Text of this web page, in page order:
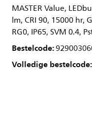
MASTER Value,
lm, CRI 90, 15000 hr,
RG0, IP65, SVM 0.4,
Bestelcode:
Volledige bestelcode: